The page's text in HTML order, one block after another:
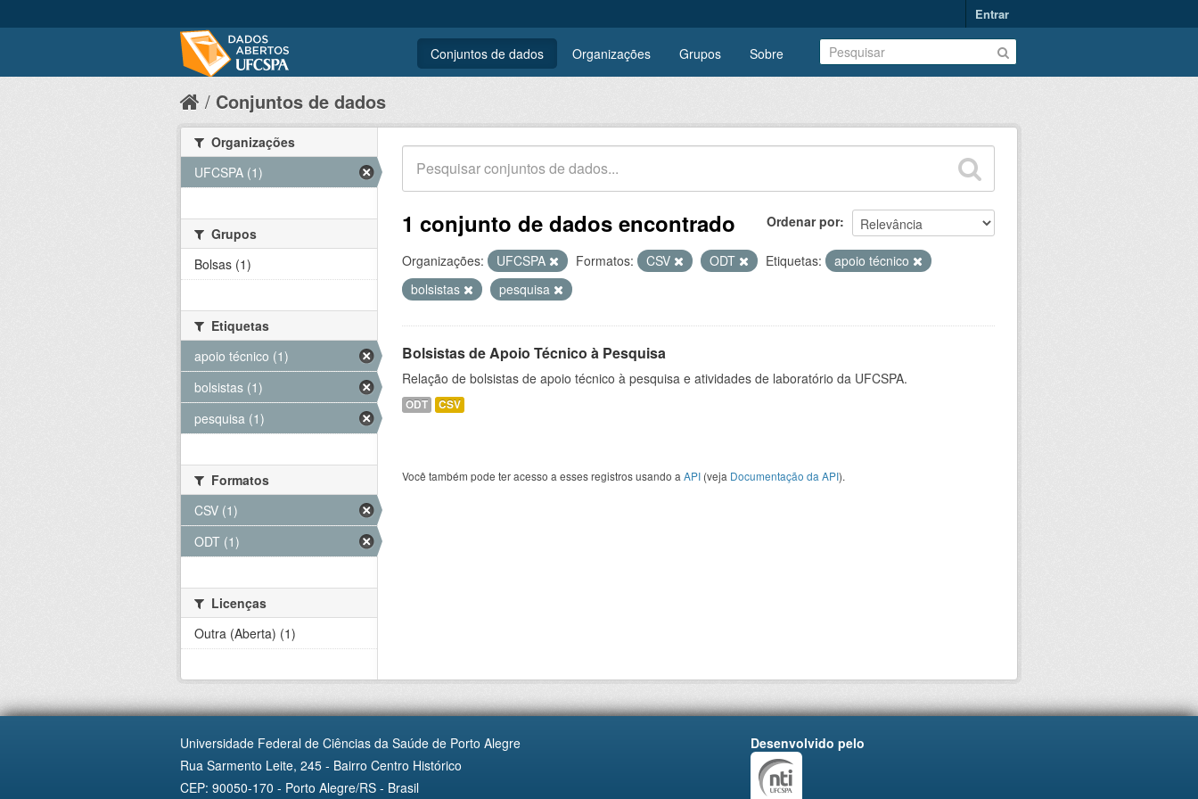
Entrar
Conjuntos de dados Organizações Grupos Sobre
Conjuntos de dados
Ordenar por
1 conjunto de dados encontrado
Organizações: UFCSPA Formatos: CSV ODT Etiquetas:
apoio técnico
bolsistas
pesquisa
Bolsistas de Apoio Técnico à Pesquisa
Relação de bolsistas de apoio técnico à pesquisa e atividades de laboratório da UFCSPA.
ODT CSV
Você também pode ter acesso a esses registros usando a API (veja Documentação da API).
Organizações
UFCSPA (1)
Grupos
Bolsas (1)
Etiquetas
apoio técnico (1)
bolsistas (1)
pesquisa (1)
Formatos
CSV (1)
ODT (1)
Licenças
Outra (Aberta) (1)
Universidade Federal de Ciências da Saúde de Porto Alegre
Rua Sarmento Leite, 245 - Bairro Centro Histórico
CEP: 90050-170 - Porto Alegre/RS - Brasil
Desenvolvido pelo